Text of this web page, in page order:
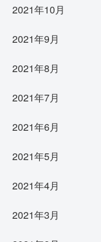
2021年10月
2021年9月
2021年8月
2021年7月
2021年6月
2021年5月
2021年4月
2021年3月